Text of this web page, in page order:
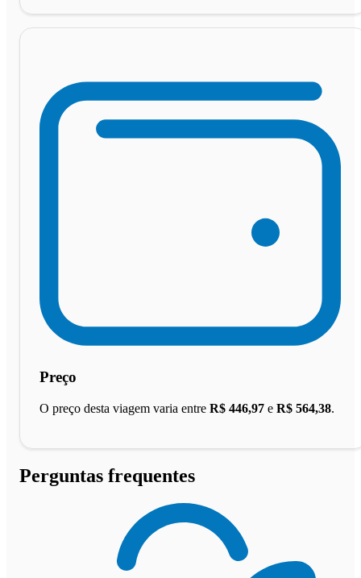
Preço
O preço desta viagem varia entre R$ 446,97 e R$ 564,38.
Perguntas frequentes